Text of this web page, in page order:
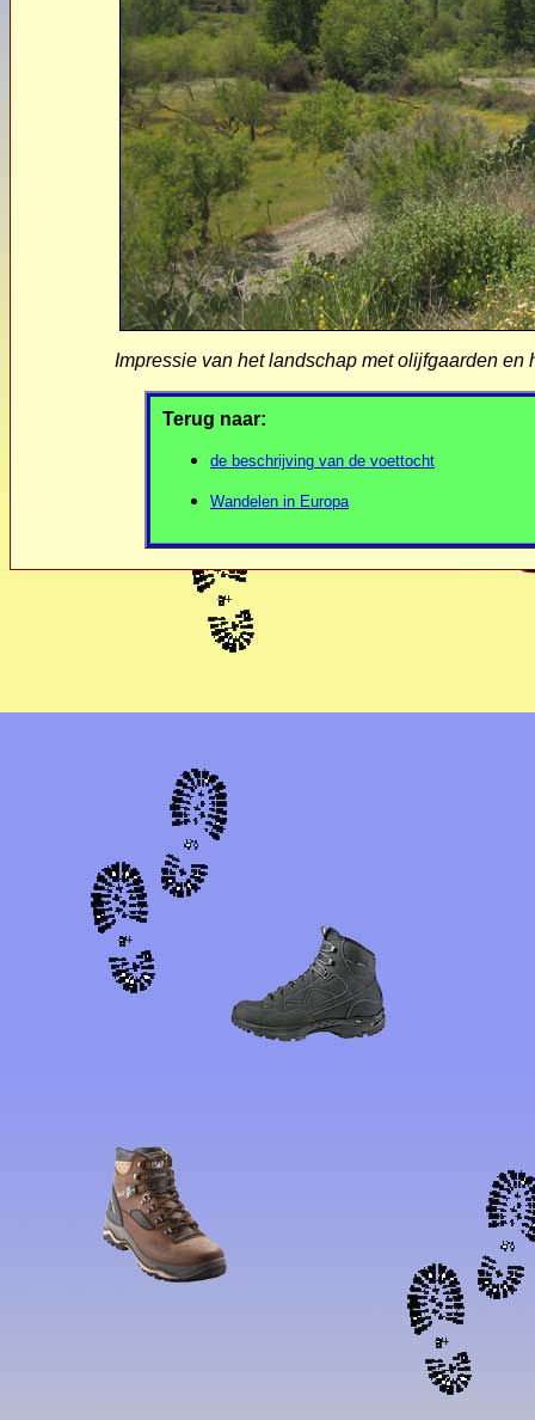
Impressie van het landschap met olijfgaarden
Terug naar:
de beschrijving van de voettocht
Wandelen in Europa